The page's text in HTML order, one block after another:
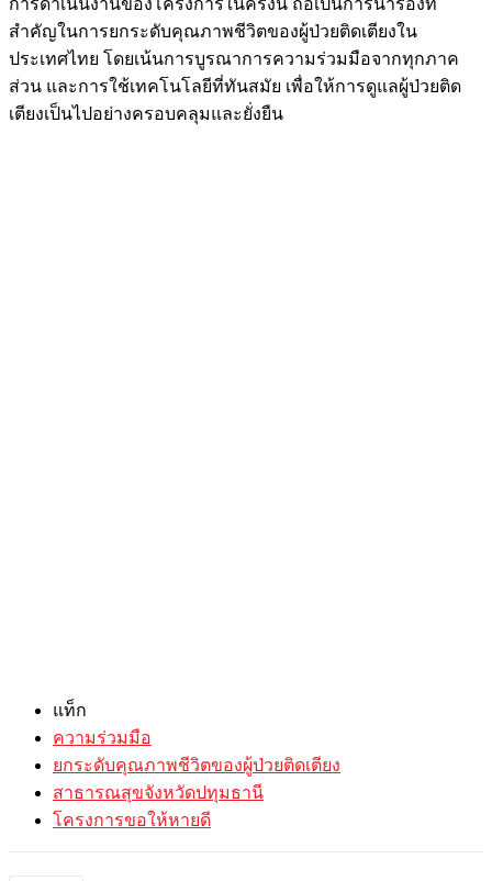
สำคัญในการยกระดับคุณภาพชีวิตของผู้ป่วยติดเตียงใน
ประเทศไทย โดยเน้นการบูรณาการความร่วมมือจากทุกภาค
ส่วน และการใช้เทคโนโลยีที่ทันสมัย เพื่อให้การดูแลผู้ป่วยติด
เตียงเป็นไปอย่างครอบคลุมและยั่งยืน
แท็ก
ความร่วมมือ
ยกระดับคุณภาพชีวิตของผู้ป่วยติดเตียง
สาธารณสุขจังหวัดปทุมธานี
โครงการขอให้หายดี